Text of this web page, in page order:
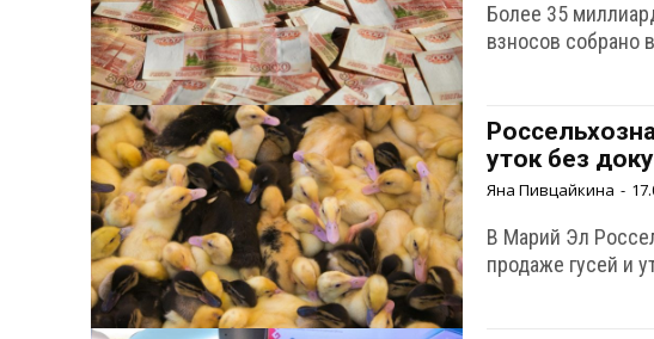
Более 35
взносов собрано
уток без
Яна Пивцайкина -
В Марий Эл
продаже гусей и